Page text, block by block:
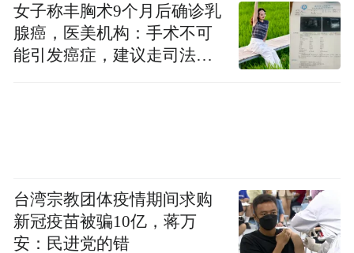
女子称丰胸术9个月后确诊乳
腺癌，医美机构：手术不可
能引发癌症，建议走司法途
台湾宗教团体疫情期间求购
新冠疫苗被骗10亿，蒋万
安：民进党的错